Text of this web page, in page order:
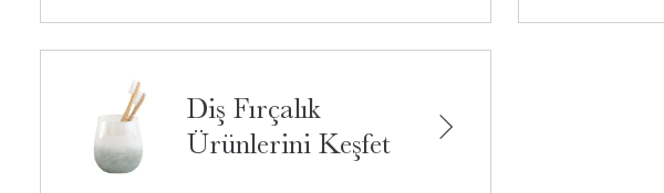
Diş Fırçalık
Ürünlerini Keşfet